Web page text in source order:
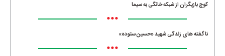
کوچ بازیگران از شبکه خانگی به سیما
•••
ناگفته های زندگی شهید «حسین ستوده»
•••